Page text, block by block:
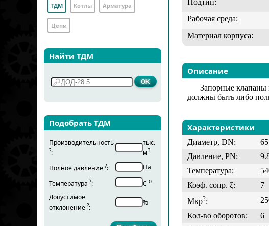
ТДМ Котлы Арматура
Цепи
Найти ТДМ
Подобрать ТДМ
Производительность
?:
тыс.
м3
Полное давление ?:
Па
Температура ?: С о
Допустимое
отклонение ?:
%
Подтип:
Рабочая среда:
Материал корпуса:
Описание
Запорные клапаны
должны быть либо
Характеристики
Диаметр, DN: 65
Давление, PN:
Температура:
Коэф. сопр. ξ:
7
Мкр?:
Кол-во оборотов:
6